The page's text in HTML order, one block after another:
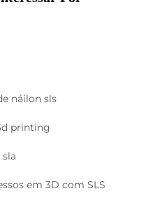
náilon sls
printing
em 3D com SLS